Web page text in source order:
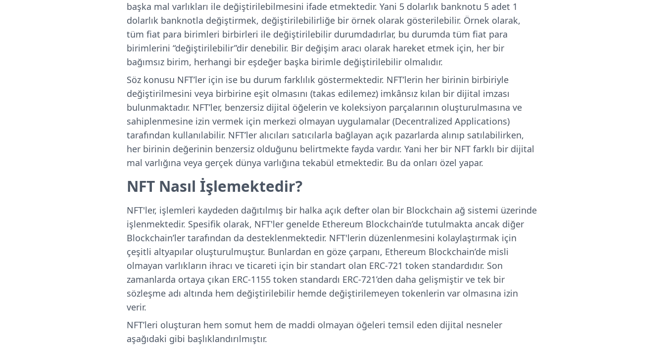
başka mal varlıkları ile değiştirilebilmesini ifade etmektedir. Yani 5 dolarlık banknotu 5 adet 1
dolarlık banknotla değiştirmek, değiştirilebilirliğe bir örnek olarak gösterilebilir. Örnek olarak,
tüm fiat para birimleri birbirleri ile değiştirilebilir durumdadırlar, bu durumda tüm fiat para
birimlerini “değiştirilebilir”dir denebilir. Bir değişim aracı olarak hareket etmek için, her bir
bağımsız birim, herhangi bir eşdeğer başka birimle değiştirilebilir olmalıdır.
Söz konusu NFT’ler için ise bu durum farklılık göstermektedir. NFT’lerin her birinin birbiriyle
değiştirilmesini veya birbirine eşit olmasını (takas edilemez) imkânsız kılan bir dijital imzası
bulunmaktadır. NFT’ler, benzersiz dijital öğelerin ve koleksiyon parçalarının oluşturulmasına ve
sahiplenmesine izin vermek için merkezi olmayan uygulamalar (Decentralized Applications)
tarafından kullanılabilir. NFT’ler alıcıları satıcılarla bağlayan açık pazarlarda alınıp satılabilirken,
her birinin değerinin benzersiz olduğunu belirtmekte fayda vardır. Yani her bir NFT farklı bir dijital
mal varlığına veya gerçek dünya varlığına tekabül etmektedir. Bu da onları özel yapar.
NFT Nasıl İşlemektedir?
NFT'ler, işlemleri kaydeden dağıtılmış bir halka açık defter olan bir Blockchain ağ sistemi üzerinde
işlenmektedir. Spesifik olarak, NFT'ler genelde Ethereum Blockchain’de tutulmakta ancak diğer
Blockchain’ler tarafından da desteklenmektedir. NFT'lerin düzenlenmesini kolaylaştırmak için
çeşitli altyapılar oluşturulmuştur. Bunlardan en göze çarpanı, Ethereum Blockchain’de misli
olmayan varlıkların ihracı ve ticareti için bir standart olan ERC-721 token standardıdır. Son
zamanlarda ortaya çıkan ERC-1155 token standardı ERC-721’den daha gelişmiştir ve tek bir
sözleşme adı altında hem değiştirilebilir hemde değiştirilemeyen tokenlerin var olmasına izin
verir.
NFT’leri oluşturan hem somut hem de maddi olmayan öğeleri temsil eden dijital nesneler
aşağıdaki gibi başlıklandırılmıştır.